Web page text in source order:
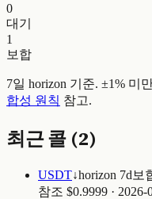
0
대기
1
보합
7일 horizon 기준. ±1% 미
합성 원칙 참고.
최근 콜 (2)
USDT↓horizon 7d 보
참조 $0.9999 · 2026-